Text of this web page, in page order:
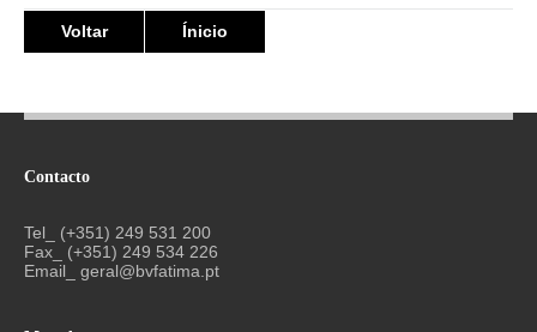
Voltar Ínicio
Contacto
Tel_ (+351) 249 531 200
Fax_ (+351) 249 534 226
Email_ geral@bvfatima.pt